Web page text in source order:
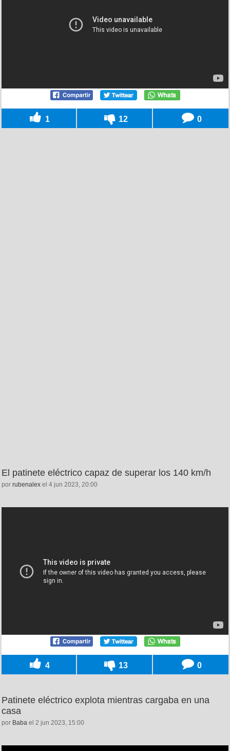
1 12 0
El patinete eléctrico capaz de superar los 140 km/h
por rubenalex el 4 jun 2023, 20:00
4 13 0
Patinete eléctrico explota mientras cargaba en una
casa
por Baba el 2 jun 2023, 15:00